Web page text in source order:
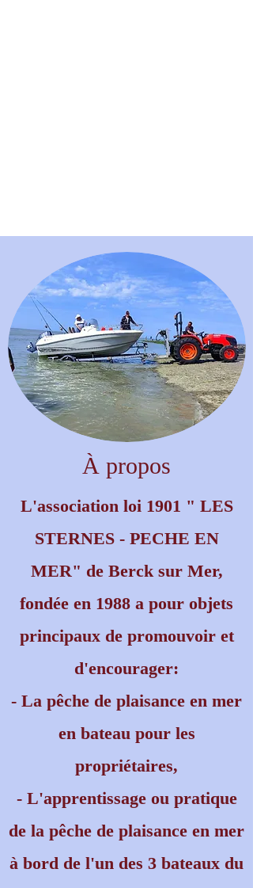
À propos
L'association loi 1901 " LES
STERNES - PECHE EN
MER" de Berck sur Mer,
fondée en 1988 a pour objets
principaux de promouvoir et
d'encourager:
- La pêche de plaisance en mer
en bateau pour les
propriétaires,
- L'apprentissage ou pratique
de la pêche de plaisance en mer
à bord de l'un des 3 bateaux du